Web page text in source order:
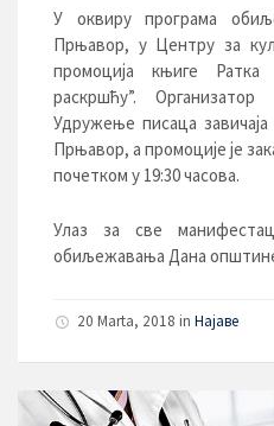
У оквиру програма
Прњавор, у Центру за
промоција књиге
раскршћу”.
Удружење писаца
Прњавор, а промоције је
почетком у 19:30 часова.
Улаз за све
обиљежавања Дана
20 Marta, 2018 in Најаве